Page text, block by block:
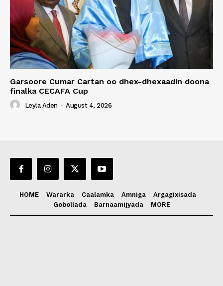
Garsoore Cumar Cartan oo dhex-dhexaadin doona
finalka CECAFA Cup
Leyla Aden - August 4, 2026
HOME Wararka Caalamka Amniga
Argagixisada
Gobollada
Barnaamijyada MORE